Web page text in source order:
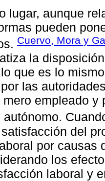
lugar, aunque
pueden
Cuervo, Mora y
la
que es lo
las
empleado
autónomo.
del
por causas
los
laboral y